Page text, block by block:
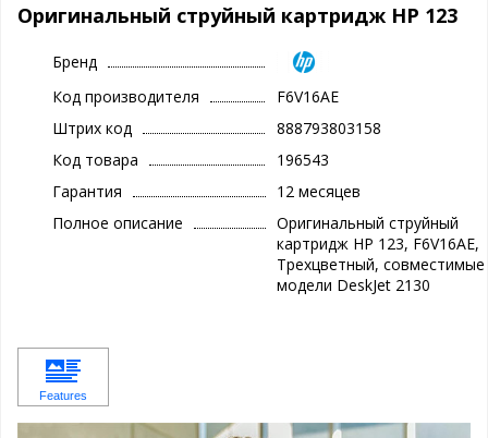
Оригинальный струйный картридж HP 123
Бренд
Код производителя
F6V16AE
Штрих код
888793803158
Код товара
196543
Гарантия
12 месяцев
Полное описание
Оригинальный струйный
картридж HP 123, F6V16AE,
Трехцветный, совместимые
модели DeskJet 2130